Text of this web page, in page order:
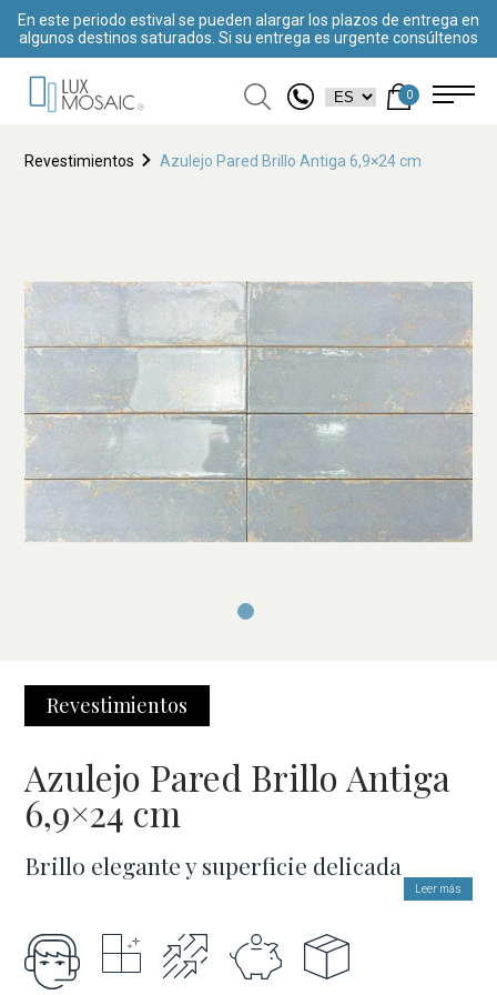
En este periodo estival se pueden alargar los plazos de entrega en
algunos destinos saturados. Si su entrega es urgente consúltenos
0
Revestimientos Azulejo Pared Brillo Antiga 6,9×24 cm
Revestimientos
Azulejo Pared Brillo Antiga
6,9×24 cm
Brillo elegante y superficie delicada
luminosidad en los espacios y genera un efecto visual que los
hace más amplios. Su tacto suave y los sutiles matices del
acabado le aportan un aire refinado y artesanal, ideal para
Leer más